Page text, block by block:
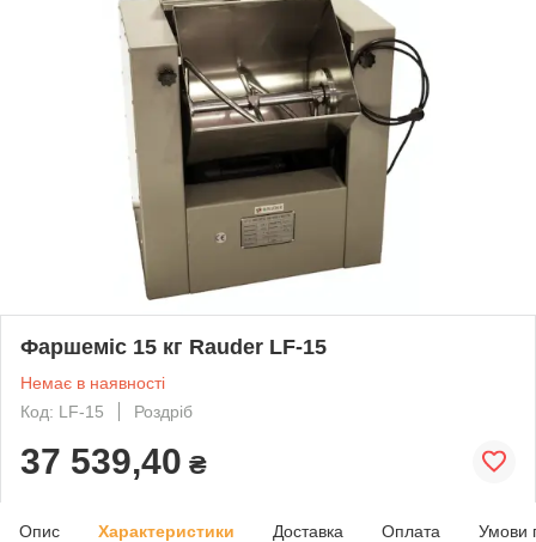
Фаршеміс 15 кг Rauder LF-15
Немає в наявності
Код: LF-15
Роздріб
37 539,40 ₴
Опис Характеристики Доставка Оплата Умови